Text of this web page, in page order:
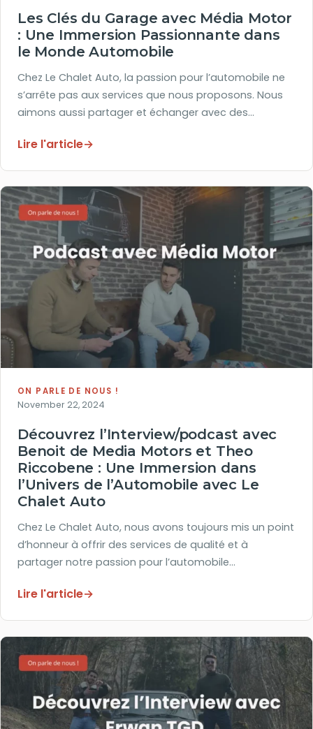
Les Clés du Garage avec Média Motor
: Une Immersion Passionnante dans
le Monde Automobile
Chez Le Chalet Auto, la passion pour l’automobile ne
s’arrête pas aux services que nous proposons. Nous
aimons aussi partager et échanger avec des…
Lire l'article→
ON PARLE DE NOUS !
November 22, 2024
Découvrez l’Interview/podcast avec
Benoit de Media Motors et Theo
Riccobene : Une Immersion dans
l’Univers de l’Automobile avec Le
Chalet Auto
Chez Le Chalet Auto, nous avons toujours mis un point
d’honneur à offrir des services de qualité et à
partager notre passion pour l’automobile…
Lire l'article→